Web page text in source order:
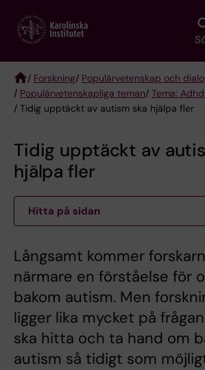
main
Breadcrumb
/ Forskning/ Populärvetenskap och
/ Populärvetenskapliga teman/ Tema:
/ Tidig upptäckt av autism ska hjälpa fler
Tidig upptäckt av
hjälpa fler
Hitta på sidan
Långsamt kommer
närmare en förståelse för
bakom autism. Men
ligger lika mycket på
ska hitta och ta hand om
autism så tidigt som